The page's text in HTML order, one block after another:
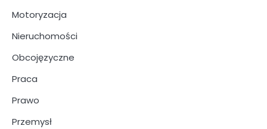
Motoryzacja
Nieruchomości
Obcojęzyczne
Praca
Prawo
Przemysł